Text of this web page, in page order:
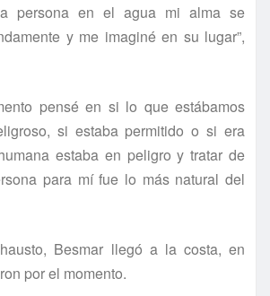
persona en el agua mi alma se
y me imaginé en su lugar”,
pensé en si lo que estábamos
si estaba permitido o si era
estaba en peligro y tratar de
para mí­ fue lo más natural del
Besmar llegó a la costa, en
por el momento.